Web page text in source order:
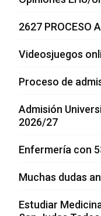
2627 PROCESO
Videosjuegos
Proceso de
Admisión
2026/27
Enfermería con
Muchas dudas
Estudiar